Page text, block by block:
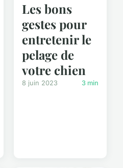
Les bons
gestes pour
entretenir le
pelage de
votre chien
8 juin 2023 3 min